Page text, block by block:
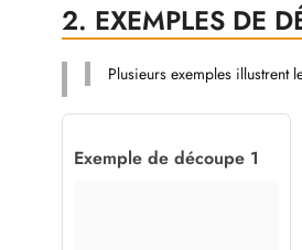
2. EXEMPLES DE
Plusieurs exemples illustrent
Exemple de découpe 1